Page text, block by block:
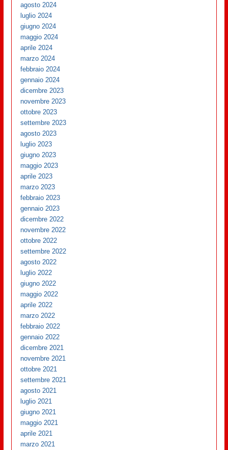
agosto 2024
luglio 2024
giugno 2024
maggio 2024
aprile 2024
marzo 2024
febbraio 2024
gennaio 2024
dicembre 2023
novembre 2023
ottobre 2023
settembre 2023
agosto 2023
luglio 2023
giugno 2023
maggio 2023
aprile 2023
marzo 2023
febbraio 2023
gennaio 2023
dicembre 2022
novembre 2022
ottobre 2022
settembre 2022
agosto 2022
luglio 2022
giugno 2022
maggio 2022
aprile 2022
marzo 2022
febbraio 2022
gennaio 2022
dicembre 2021
novembre 2021
ottobre 2021
settembre 2021
agosto 2021
luglio 2021
giugno 2021
maggio 2021
aprile 2021
marzo 2021